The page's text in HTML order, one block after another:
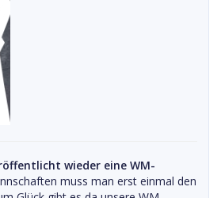
wieder eine WM-
muss man erst einmal den